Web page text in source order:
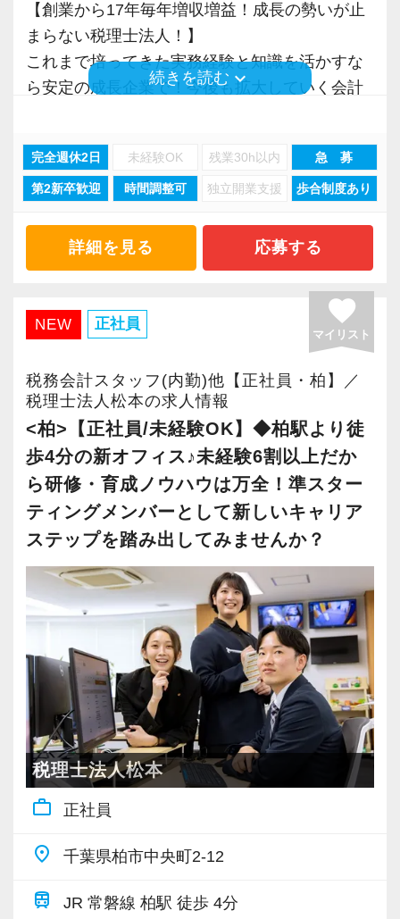
そのため、全拠点でスタッフの増員に力を入れ
ており、さらなるサービス品質の向上を目指し
ています。
に対して認証される「社労士診断認証制度」を
取得しました。
「職場環境改善宣言企業」と「経営労務診断実
施企業」の認定を受け、今後も社員が働きやす
い環境づくりを積極的に推進していきます。
長く安心して働ける環境を用意してお待ちして
おりますので、当社で将来の不安なく働いてみ
ませんか？
【柏の事務所はこんなオフィスです】
昨年2022年12月にオープンした新しいオフィス
です。
柏駅東口から徒歩4分のアクセスで、地場のお客
様が多いという特徴があります。
現在は増員にも力を入れ拡大を続けているた
め、今後はさらなる新規のお客様獲得に向けた
20代～30代の若手メンバーが中心となって運営
しており、とても勢いと活気のあるオフィスで
す。国税局OBの税理士も在籍しているため、ノ
ウハウや知識の面でも学べることが非常に多い
環境です。
これからどんどん成長していくオフィスなの
で、多彩なキャリアを描きながら活躍できるチ
ャンスが広がっています。
【ご紹介が多い安定企業でお客様から一番に信
頼される税務のプロを目指せます】
様に寄り添う」ことが一つの使命です。
【創業から17年毎年増収増益！成長の勢いが止
まらない税理士法人！】
これまで培ってきた実務経験と知識を活かすな
ら安定の成長企業で！今後も拡大していく会計
現在当社では「渋谷」「新宿」「錦糸町」
ます。
2021年6月に「渋谷オフィス」を新設し、その
後「新宿オフィス」「大阪オフィス」「錦糸町
オフィス」が拡張移転！
さらに2022年12月には「柏オフィス」を開設
し、2025年には大阪オフィスを増床するなど、
事業拡大を続けています。
安定性抜群の環境で自己成長を実現できます。
社員の持つ「やる・やりたい」という気持ちを
大事にしているため、資格を持っていなくて
も、スピーディーなキャリアアップが可能で
す！
会計事務所経験者の方には幅広い業務に携わっ
ていただき、早い段階から部下やチームのマネ
ジメント業務にも挑戦できます！これまでの経
験・知識を活かしながら、さらに上のステージ
でキャリアアップをしませんか？
【対象業種100種以上！節税・融資・税務調査に
強い税理士法人です】
創業以来17年連続増収増益、顧問先数2500以
お客様に事務所までご来社いただく来所型サー
ビスで、中小企業の経営を幅広くサポートして
続きを読む keyboard_arrow_down
完全週休2日 未経験OK 残業30h以内 急 募
第2新卒歓迎 時間調整可 独立開業支援 歩合制度あり
詳細を見る 応募する
NEW 正社員 favorite
マイリスト
税務会計スタッフ(内勤)他【正社員・柏】／
税理士法人松本の求人情報
<柏>【正社員/未経験OK】◆柏駅より徒
歩4分の新オフィス♪未経験6割以上だか
ら研修・育成ノウハウは万全！準スター
ティングメンバーとして新しいキャリア
ステップを踏み出してみませんか？
税理士法人松本
work_outline 正社員
place 千葉県柏市中央町2-12
train JR 常磐線 柏駅 徒歩 4分